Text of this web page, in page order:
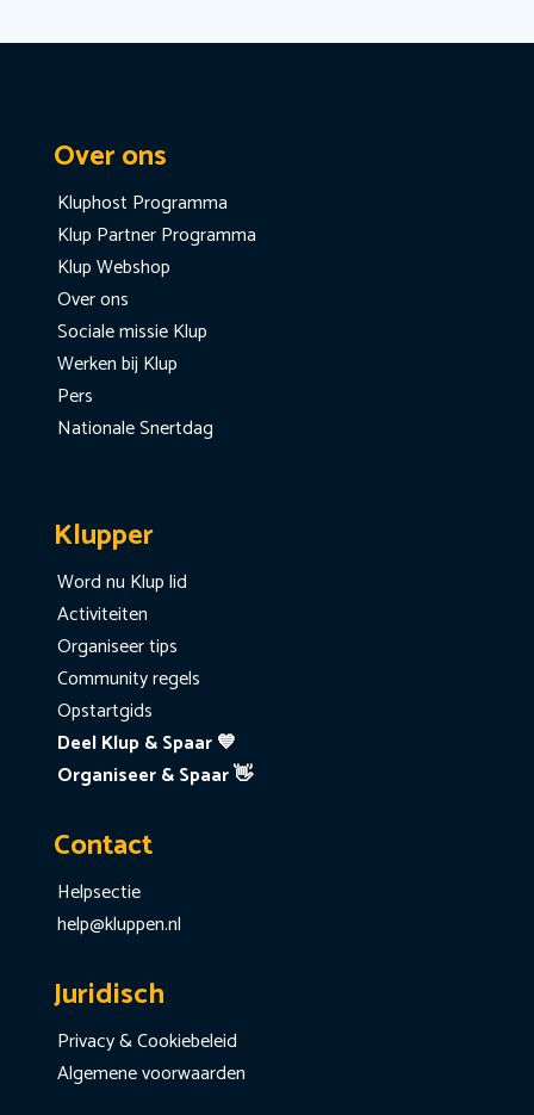
Over ons
Kluphost Programma
Klup Partner Programma
Klup Webshop
Over ons
Sociale missie Klup
Werken bij Klup
Pers
Nationale Snertdag
Klupper
Word nu Klup lid
Activiteiten
Organiseer tips
Community regels
Opstartgids
Deel Klup & Spaar 💙
Organiseer & Spaar 👋
Contact
Helpsectie
help@kluppen.nl
Juridisch
Privacy & Cookiebeleid
Algemene voorwaarden